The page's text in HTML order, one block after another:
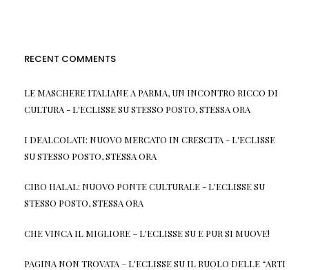
RECENT COMMENTS
LE MASCHERE ITALIANE A PARMA, UN INCONTRO RICCO DI
CULTURA - L'ECLISSESUSTESSO POSTO, STESSA ORA
I DEALCOLATI: NUOVO MERCATO IN CRESCITA - L'ECLISSE
SUSTESSO POSTO, STESSA ORA
CIBO HALAL: NUOVO PONTE CULTURALE - L'ECLISSESU
STESSO POSTO, STESSA ORA
CHE VINCA IL MIGLIORE – L'ECLISSESU E PUR SI MUOVE!
PAGINA NON TROVATA – L'ECLISSESU IL RUOLO DELLE “ARTI